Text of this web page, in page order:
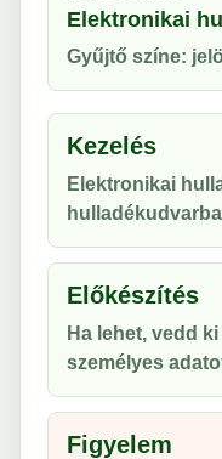
Elektronikai
Gyűjtő színe:
Kezelés
Elektronikai
Előkészítés
Ha lehet, vedd
személyes
Figyelem